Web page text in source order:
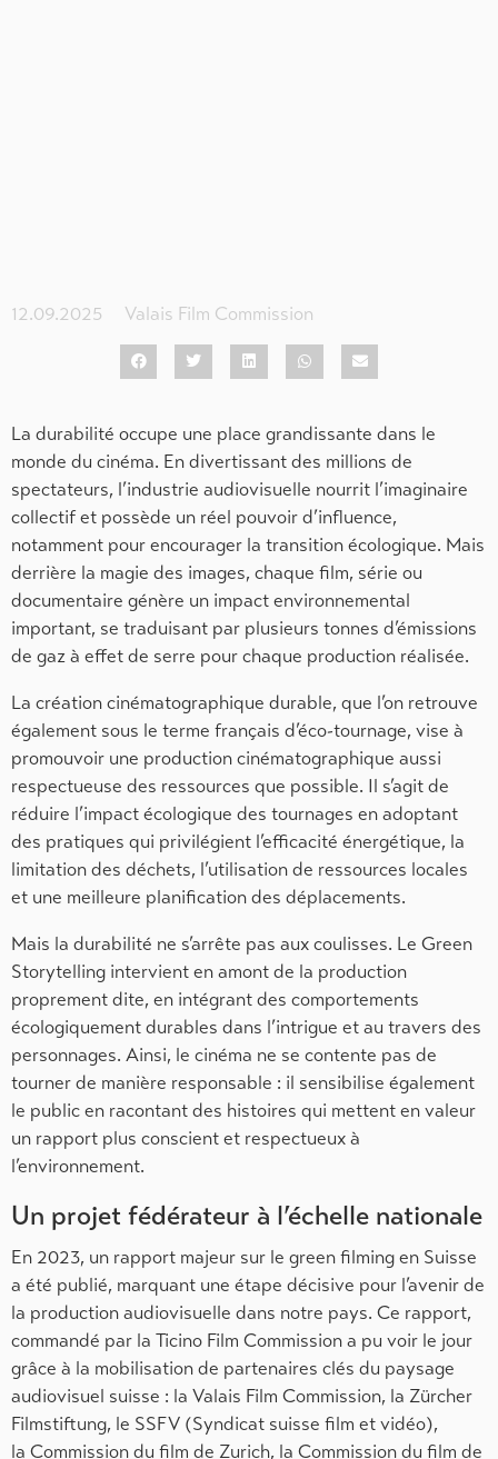
12.09.2025 Valais Film Commission
La durabilité occupe une place grandissante dans le
monde du cinéma. En divertissant des millions de
spectateurs, l’industrie audiovisuelle nourrit l’imaginaire
collectif et possède un réel pouvoir d’influence,
notamment pour encourager la transition écologique. Mais
derrière la magie des images, chaque film, série ou
documentaire génère un impact environnemental
important, se traduisant par plusieurs tonnes d’émissions
de gaz à effet de serre pour chaque production réalisée.
La création cinématographique durable, que l’on retrouve
également sous le terme français d’éco-tournage, vise à
promouvoir une production cinématographique aussi
respectueuse des ressources que possible. Il s’agit de
réduire l’impact écologique des tournages en adoptant
des pratiques qui privilégient l’efficacité énergétique, la
limitation des déchets, l’utilisation de ressources locales
et une meilleure planification des déplacements.
Mais la durabilité ne s’arrête pas aux coulisses. Le Green
Storytelling intervient en amont de la production
proprement dite, en intégrant des comportements
écologiquement durables dans l’intrigue et au travers des
personnages. Ainsi, le cinéma ne se contente pas de
tourner de manière responsable : il sensibilise également
le public en racontant des histoires qui mettent en valeur
un rapport plus conscient et respectueux à
l’environnement.
Un projet fédérateur à l’échelle nationale
En 2023, un rapport majeur sur le green filming en Suisse
a été publié, marquant une étape décisive pour l’avenir de
la production audiovisuelle dans notre pays. Ce rapport,
commandé par la Ticino Film Commission a pu voir le jour
grâce à la mobilisation de partenaires clés du paysage
audiovisuel suisse : la Valais Film Commission, la Zürcher
Filmstiftung, le SSFV (Syndicat suisse film et vidéo),
la Commission du film de Zurich, la Commission du film de